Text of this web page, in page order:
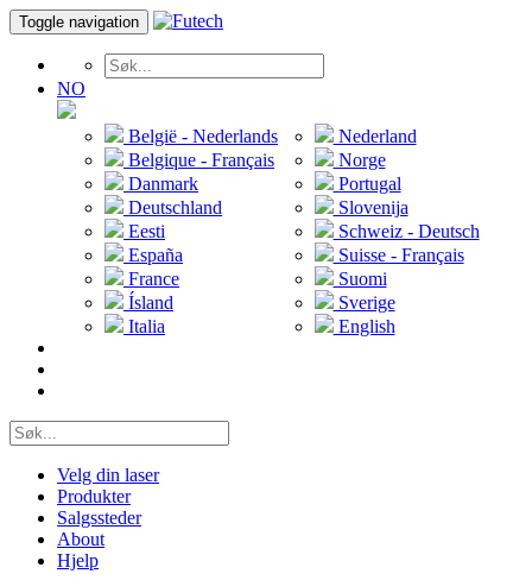
Toggle navigation
NO
België - Nederlands
Belgique - Français
Danmark
Deutschland
Eesti
España
France
Ísland
Italia
Nederland
Norge
Portugal
Slovenija
Schweiz - Deutsch
Suisse - Français
Suomi
Sverige
English
Velg din laser
Produkter
Salgssteder
About
Hjelp